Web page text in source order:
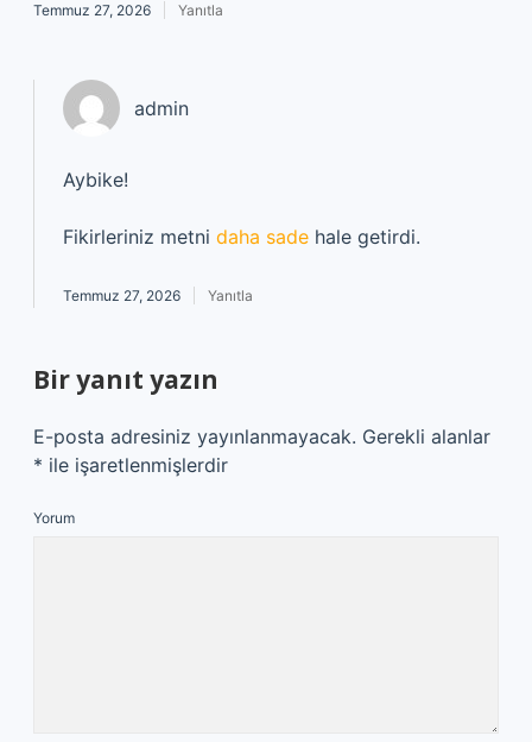
Temmuz 27, 2026 Yanıtla
admin
Aybike!
Fikirleriniz metni daha sade hale getirdi.
Temmuz 27, 2026 Yanıtla
Bir yanıt yazın
E-posta adresiniz yayınlanmayacak. Gerekli alanlar
* ile işaretlenmişlerdir
Yorum